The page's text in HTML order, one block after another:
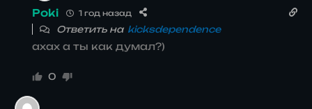
Poki 1 год назад
Ответить на kicksdependence
ахах а ты как думал?)
0